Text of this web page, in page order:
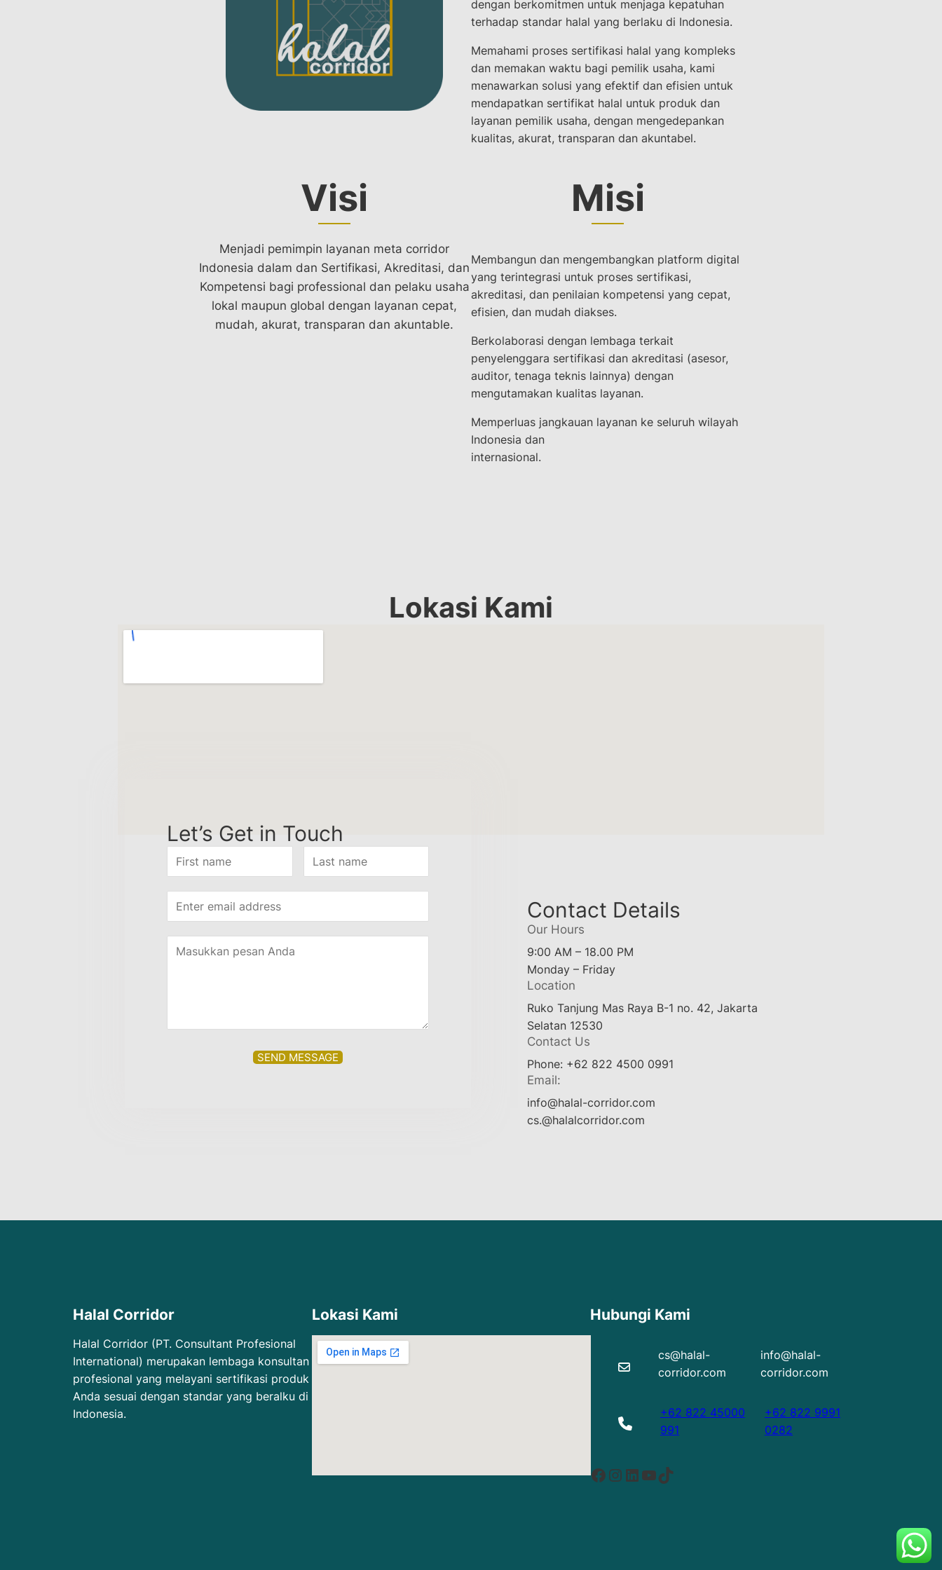
dengan berkomitmen untuk menjaga kepatuhan
terhadap standar halal yang berlaku di Indonesia.
Memahami proses sertifikasi halal yang kompleks
dan memakan waktu bagi pemilik usaha, kami
menawarkan solusi yang efektif dan efisien untuk
mendapatkan sertifikat halal untuk produk dan
layanan pemilik usaha, dengan mengedepankan
kualitas, akurat, transparan dan akuntabel.
Visi
Menjadi pemimpin layanan meta corridor
Indonesia dalam dan Sertifikasi, Akreditasi, dan
Kompetensi bagi professional dan pelaku usaha
lokal maupun global dengan layanan cepat,
mudah, akurat, transparan dan akuntable.
Misi
Membangun dan mengembangkan platform digital
yang terintegrasi untuk proses sertifikasi,
akreditasi, dan penilaian kompetensi yang cepat,
efisien, dan mudah diakses.
Berkolaborasi dengan lembaga terkait
penyelenggara sertifikasi dan akreditasi (asesor,
auditor, tenaga teknis lainnya) dengan
mengutamakan kualitas layanan.
Memperluas jangkauan layanan ke seluruh wilayah
Indonesia dan
internasional.
Lokasi Kami
Let’s Get in Touch
SEND MESSAGE
Contact Details
Our Hours
9:00 AM – 18.00 PM
Monday – Friday
Location
Ruko Tanjung Mas Raya B-1 no. 42, Jakarta
Selatan 12530
Contact Us
Phone: +62 822 4500 0991
Email:
info@halal-corridor.com
cs.@halalcorridor.com
Halal Corridor
Halal Corridor (PT. Consultant Profesional
International) merupakan lembaga konsultan
profesional yang melayani sertifikasi produk
Anda sesuai dengan standar yang beralku di
Indonesia.
Lokasi Kami Hubungi Kami
cs@halal-
corridor.com
info@halal-
corridor.com
+62 822 45000
991
+62 822 9991
0282
Facebook Instagram LinkedIn YouTube TikTok